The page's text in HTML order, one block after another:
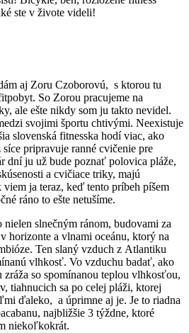
ste v živote videli!
aj Zoru Czoborovú, s ktorou tu
So Zorou pracujeme na
ale ešte nikdy som ju takto nevidel.
svojimi športu chtivými. Neexistuje
slovenská fitnesska hodí viac, ako
síce pripravuje ranné cvičenie pre
dní ju už bude poznať polovica pláže,
a cvičiace triky, majú
ja teraz, keď tento príbeh píšem
ráno to ešte netušíme.
slnečným ránom, budovami za
horizonte a vlnami oceánu, ktorý na
Ten slaný vzduch z Atlantiku
vlhkosť. Vo vzduchu badať, ako
zráža so spomínanou teplou vlhkosťou,
tiahnucich sa po celej pláži, ktorej
ďaleko, a úprimne aj je. Je to riadna
najbližšie 3 týždne, ktoré
niekoľkokrát.